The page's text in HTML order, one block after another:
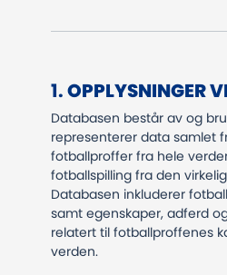
1.OPPLYSNINGER
Databasen består av og
representerer data samlet
fotballproffer fra hele
fotballspilling fra den
Databasen inkluderer
samt egenskaper, adferd
relatert til fotballproffenes
verden.